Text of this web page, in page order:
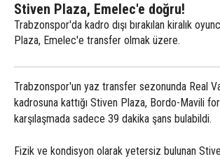
Stiven Plaza, Emelec'e doğru!
Trabzonspor'da kadro dışı bırakılan kiralık
Plaza, Emelec'e transfer olmak üzere.
Trabzonspor'un yaz transfer sezonunda Real
kadrosuna kattığı Stiven Plaza, Bordo-Mavili
karşılaşmada sadece 39 dakika şans bulabildi.
Fizik ve kondisyon olarak yetersiz bulunan